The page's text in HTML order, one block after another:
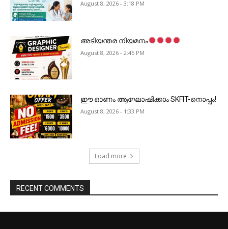
August 8, 2026 - 3:18 PM
അടിയന്തര നിയമനം
August 8, 2026 - 2:45 PM
ഈ ഓണം ആഘോഷിക്കാം SKFIT-നൊപ്പം!
August 8, 2026 - 1:33 PM
Load more
RECENT COMMENTS